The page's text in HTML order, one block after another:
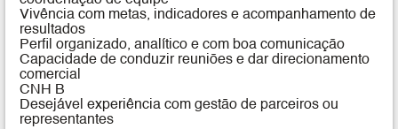
Vivência com metas, indicadores e acompanhamento de
resultados
Perfil organizado, analítico e com boa comunicação
Capacidade de conduzir reuniões e dar direcionamento
comercial
CNH B
Desejável experiência com gestão de parceiros ou
representantes